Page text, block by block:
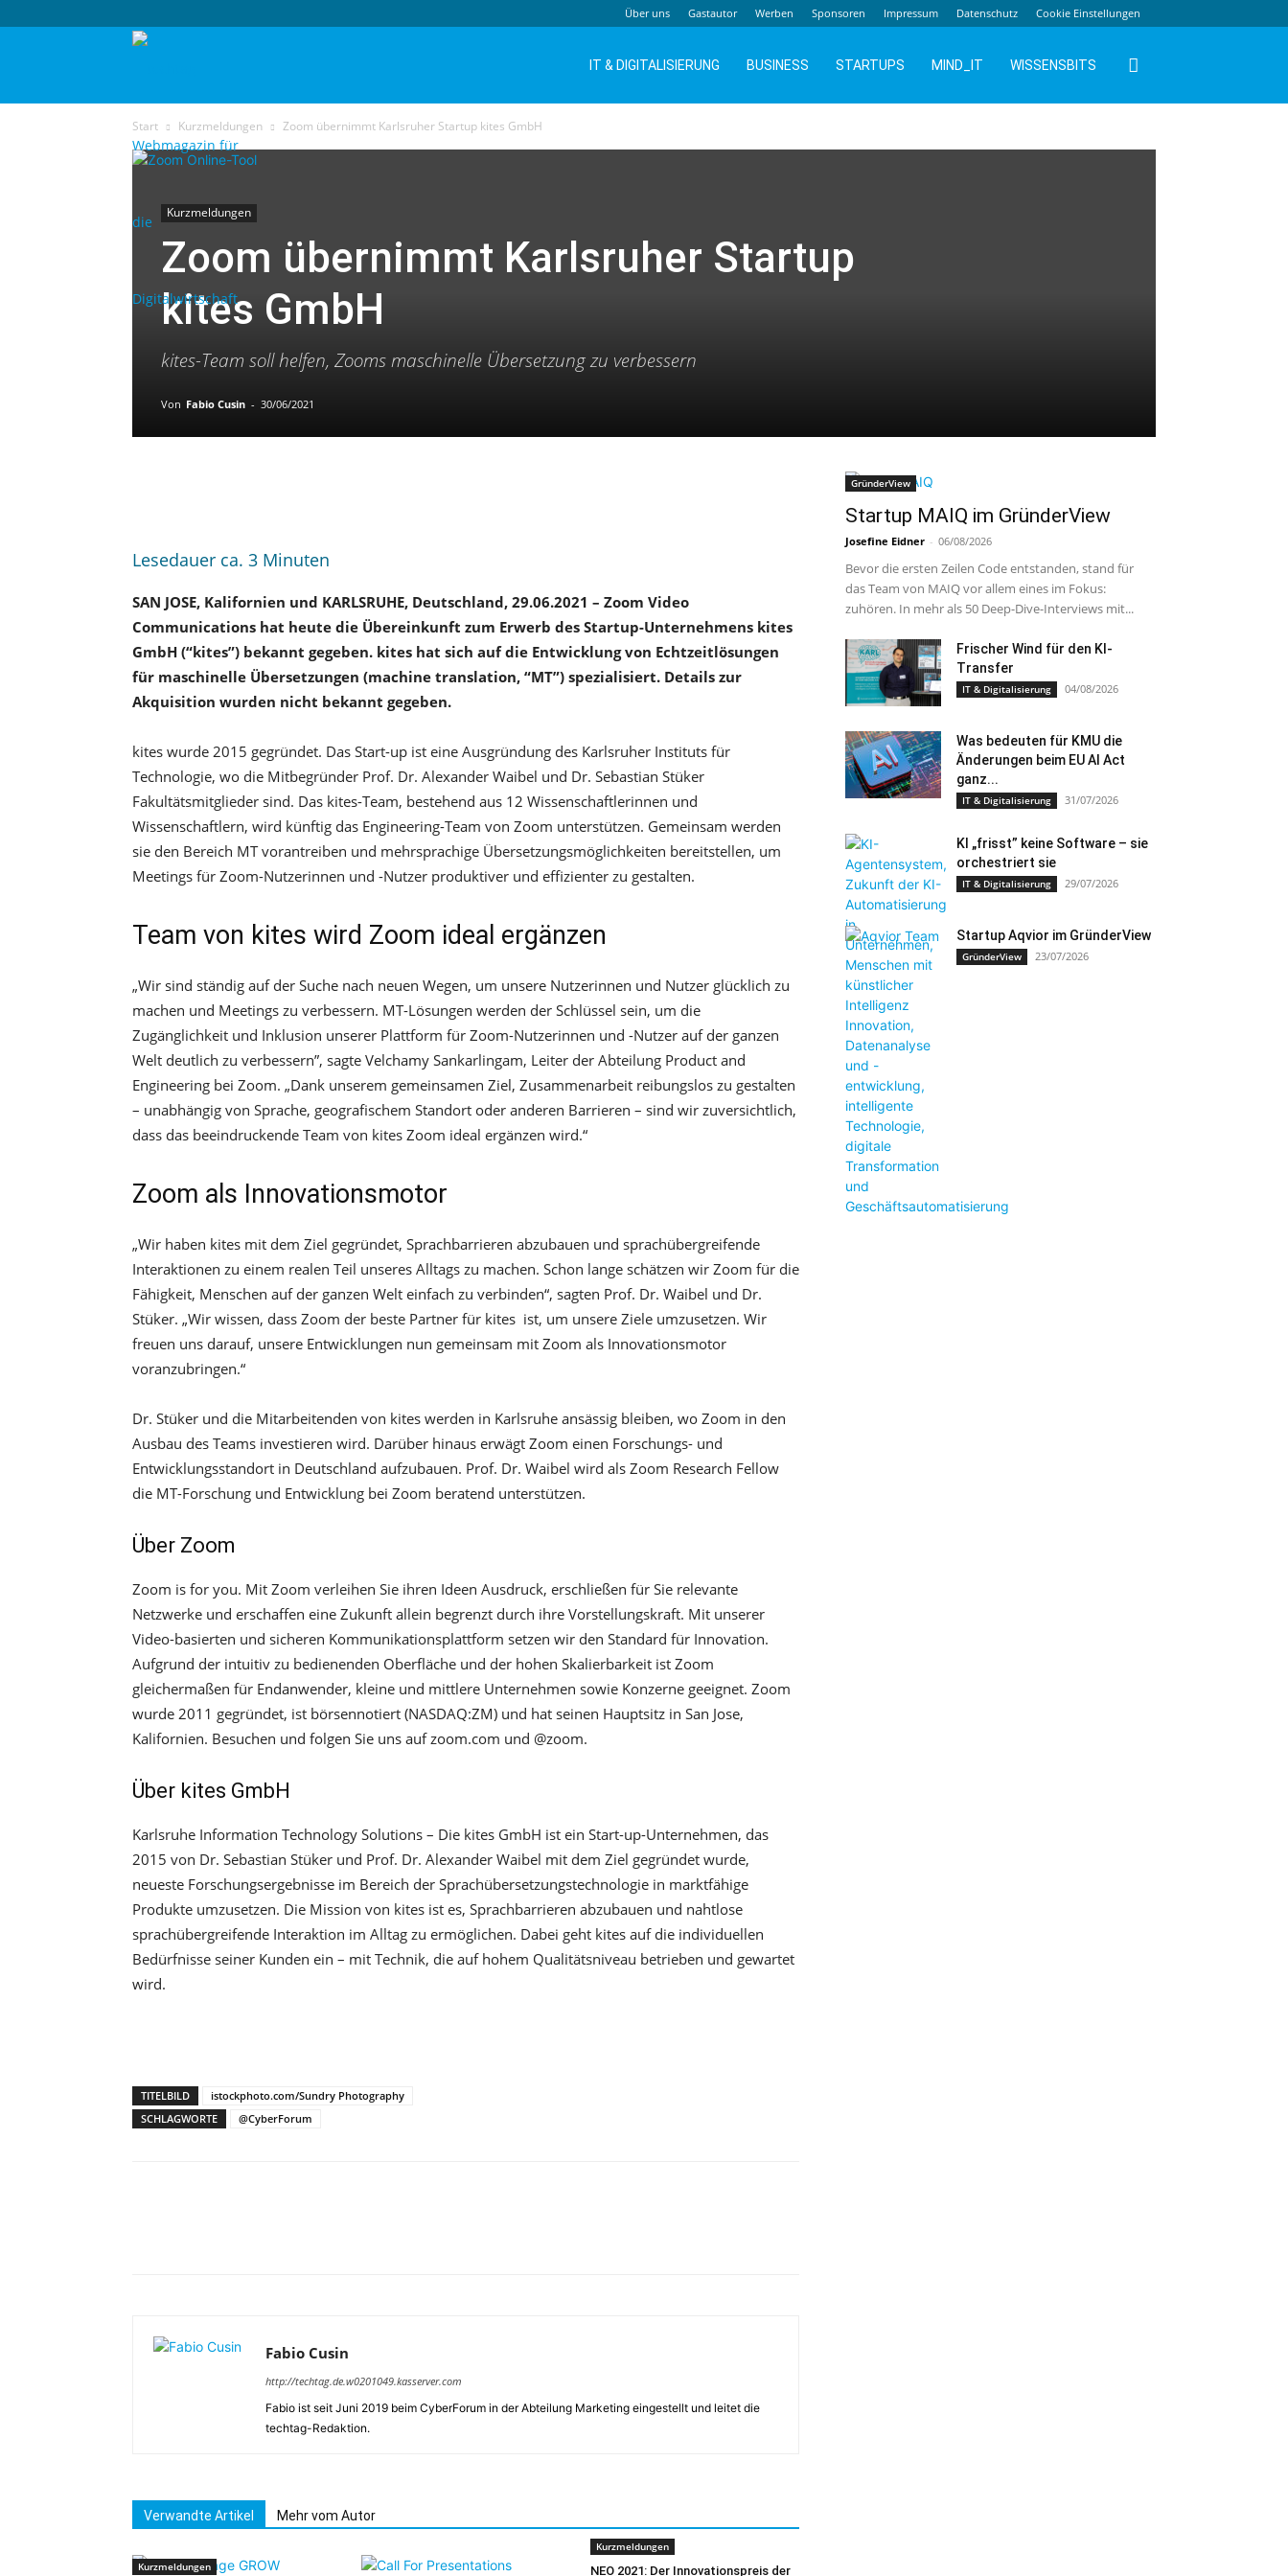
Über uns Gastautor Werben Sponsoren Impressum Datenschutz Cookie Einstellungen
IT & DIGITALISIERUNG BUSINESS STARTUPS MIND_IT WISSENSBITS
Start Kurzmeldungen Zoom übernimmt Karlsruher Startup kites GmbH
Kurzmeldungen
Zoom übernimmt Karlsruher Startup
kites GmbH
kites-Team soll helfen, Zooms maschinelle Übersetzung zu verbessern
Von Fabio Cusin - 30/06/2021
Lesedauer ca. 3 Minuten
SAN JOSE, Kalifornien und KARLSRUHE, Deutschland, 29.06.2021 – Zoom Video
Communications hat heute die Übereinkunft zum Erwerb des Startup-Unternehmens kites
GmbH (“kites”) bekannt gegeben. kites hat sich auf die Entwicklung von Echtzeitlösungen
für maschinelle Übersetzungen (machine translation, “MT”) spezialisiert. Details zur
Akquisition wurden nicht bekannt gegeben.
kites wurde 2015 gegründet. Das Start-up ist eine Ausgründung des Karlsruher Instituts für
Technologie, wo die Mitbegründer Prof. Dr. Alexander Waibel und Dr. Sebastian Stüker
Fakultätsmitglieder sind. Das kites-Team, bestehend aus 12 Wissenschaftlerinnen und
Wissenschaftlern, wird künftig das Engineering-Team von Zoom unterstützen. Gemeinsam werden
sie den Bereich MT vorantreiben und mehrsprachige Übersetzungsmöglichkeiten bereitstellen, um
Meetings für Zoom-Nutzerinnen und -Nutzer produktiver und effizienter zu gestalten.
Team von kites wird Zoom ideal ergänzen
„Wir sind ständig auf der Suche nach neuen Wegen, um unsere Nutzerinnen und Nutzer glücklich zu
machen und Meetings zu verbessern. MT-Lösungen werden der Schlüssel sein, um die
Zugänglichkeit und Inklusion unserer Plattform für Zoom-Nutzerinnen und -Nutzer auf der ganzen
Welt deutlich zu verbessern”, sagte Velchamy Sankarlingam, Leiter der Abteilung Product and
Engineering bei Zoom. „Dank unserem gemeinsamen Ziel, Zusammenarbeit reibungslos zu gestalten
– unabhängig von Sprache, geografischem Standort oder anderen Barrieren – sind wir zuversichtlich,
dass das beeindruckende Team von kites Zoom ideal ergänzen wird.“
Zoom als Innovationsmotor
„Wir haben kites mit dem Ziel gegründet, Sprachbarrieren abzubauen und sprachübergreifende
Interaktionen zu einem realen Teil unseres Alltags zu machen. Schon lange schätzen wir Zoom für die
Fähigkeit, Menschen auf der ganzen Welt einfach zu verbinden“, sagten Prof. Dr. Waibel und Dr.
Stüker. „Wir wissen, dass Zoom der beste Partner für kites ist, um unsere Ziele umzusetzen. Wir
freuen uns darauf, unsere Entwicklungen nun gemeinsam mit Zoom als Innovationsmotor
voranzubringen.“
Dr. Stüker und die Mitarbeitenden von kites werden in Karlsruhe ansässig bleiben, wo Zoom in den
Ausbau des Teams investieren wird. Darüber hinaus erwägt Zoom einen Forschungs- und
Entwicklungsstandort in Deutschland aufzubauen. Prof. Dr. Waibel wird als Zoom Research Fellow
die MT-Forschung und Entwicklung bei Zoom beratend unterstützen.
Über Zoom
Zoom is for you. Mit Zoom verleihen Sie ihren Ideen Ausdruck, erschließen für Sie relevante
Netzwerke und erschaffen eine Zukunft allein begrenzt durch ihre Vorstellungskraft. Mit unserer
Video-basierten und sicheren Kommunikationsplattform setzen wir den Standard für Innovation.
Aufgrund der intuitiv zu bedienenden Oberfläche und der hohen Skalierbarkeit ist Zoom
gleichermaßen für Endanwender, kleine und mittlere Unternehmen sowie Konzerne geeignet. Zoom
wurde 2011 gegründet, ist börsennotiert (NASDAQ:ZM) und hat seinen Hauptsitz in San Jose,
Kalifornien. Besuchen und folgen Sie uns auf zoom.com und @zoom.
Über kites GmbH
Karlsruhe Information Technology Solutions – Die kites GmbH ist ein Start-up-Unternehmen, das
2015 von Dr. Sebastian Stüker und Prof. Dr. Alexander Waibel mit dem Ziel gegründet wurde,
neueste Forschungsergebnisse im Bereich der Sprachübersetzungstechnologie in marktfähige
Produkte umzusetzen. Die Mission von kites ist es, Sprachbarrieren abzubauen und nahtlose
sprachübergreifende Interaktion im Alltag zu ermöglichen. Dabei geht kites auf die individuellen
Bedürfnisse seiner Kunden ein – mit Technik, die auf hohem Qualitätsniveau betrieben und gewartet
wird.
TITELBILD
istockphoto.com/Sundry Photography
SCHLAGWORTE
@CyberForum
Fabio Cusin
http://techtag.de.w0201049.kasserver.com
Fabio ist seit Juni 2019 beim CyberForum in der Abteilung Marketing eingestellt und leitet die
techtag-Redaktion.
Verwandte Artikel Mehr vom Autor
Kurzmeldungen
Kurzmeldungen
NEO 2021: Der Innovationspreis der
GründerView
Startup MAIQ im GründerView
Josefine Eidner - 06/08/2026
Bevor die ersten Zeilen Code entstanden, stand für
das Team von MAIQ vor allem eines im Fokus:
zuhören. In mehr als 50 Deep-Dive-Interviews mit...
Frischer Wind für den KI-
Transfer
IT & Digitalisierung 04/08/2026
Was bedeuten für KMU die
Änderungen beim EU AI Act
ganz...
IT & Digitalisierung 31/07/2026
KI „frisst” keine Software – sie
orchestriert sie
IT & Digitalisierung 29/07/2026
Startup Aqvior im GründerView
GründerView 23/07/2026